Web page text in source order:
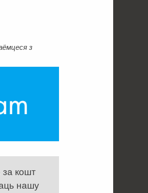
з
за кошт
нашу